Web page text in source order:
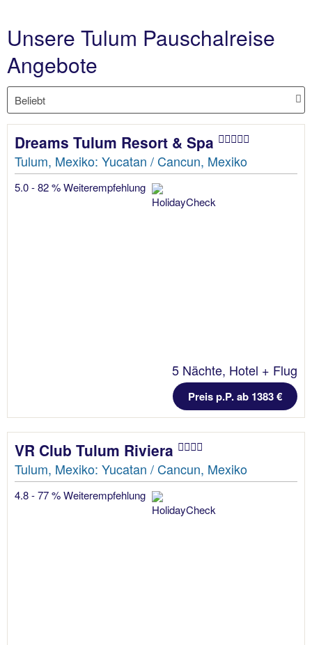
Unsere Tulum Pauschalreise
Angebote
Dreams Tulum Resort & Spa
Tulum, Mexiko: Yucatan / Cancun, Mexiko
5.0 - 82 % Weiterempfehlung
5 Nächte, Hotel + Flug
Preis p.P. ab 1383 €
VR Club Tulum Riviera
Tulum, Mexiko: Yucatan / Cancun, Mexiko
4.8 - 77 % Weiterempfehlung